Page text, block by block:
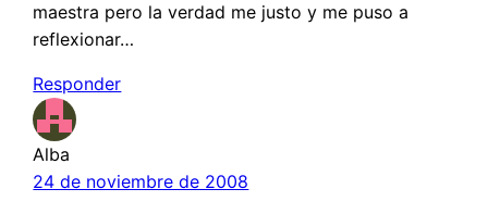
maestra pero la verdad me justo y me puso a
reflexionar…
Responder
Alba
24 de noviembre de 2008